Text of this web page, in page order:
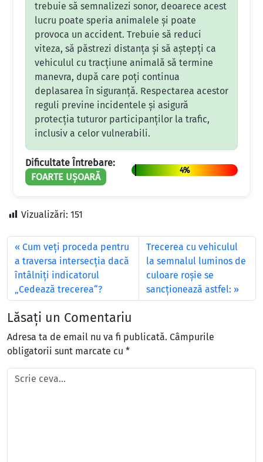
trebuie să semnalizezi sonor, deoarece acest
lucru poate speria animalele și poate
provoca un accident. Trebuie să reduci
viteza, să păstrezi distanța și să aștepți ca
vehiculul cu tracțiune animală să termine
manevra, după care poți continua
deplasarea în siguranță. Respectarea acestor
reguli previne incidentele și asigură
protecția tuturor participanților la trafic,
inclusiv a celor vulnerabili.
Dificultate Întrebare:
FOARTE UȘOARĂ
4%
Vizualizări: 151
Cum veți proceda pentru
a traversa intersecția dacă
întâlniți indicatorul
„Cedează trecerea“?
Trecerea cu vehiculul
la semnalul luminos de
culoare roșie se
sancționează astfel:
Lăsați un Comentariu
Adresa ta de email nu va fi publicată. Câmpurile
obligatorii sunt marcate cu *